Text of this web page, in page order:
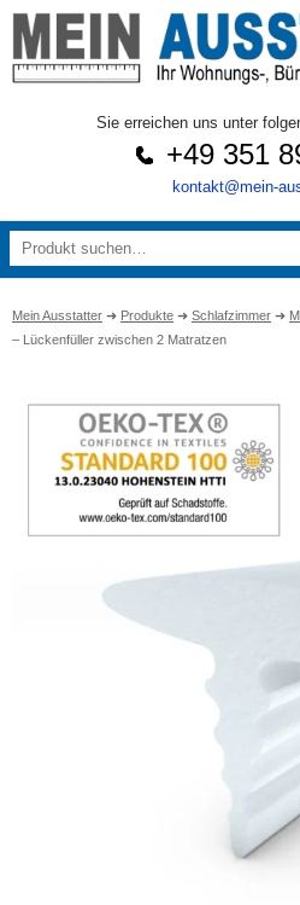
Sie erreichen uns unter
+49 351
kontakt@mein-
Mein Ausstatter ➜ Produkte ➜ Schlafzimmer ➜
– Lückenfüller zwischen 2 Matratzen